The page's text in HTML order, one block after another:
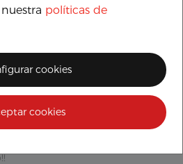
en comentarios
de todos los trabajadores,
políticas de
cookies
cookies